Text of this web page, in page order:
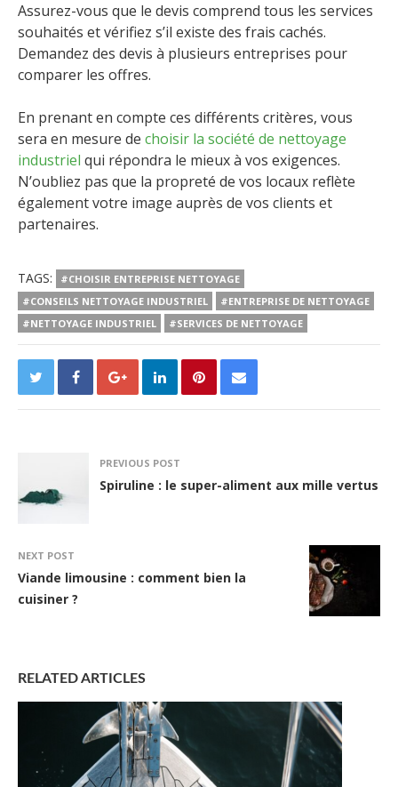
Assurez-vous que le devis comprend tous les services
souhaités et vérifiez s’il existe des frais cachés.
Demandez des devis à plusieurs entreprises pour
comparer les offres.
En prenant en compte ces différents critères, vous
sera en mesure de choisir la société de nettoyage
industriel qui répondra le mieux à vos exigences.
N’oubliez pas que la propreté de vos locaux reflète
également votre image auprès de vos clients et
partenaires.
TAGS:
#CHOISIR ENTREPRISE NETTOYAGE
#CONSEILS NETTOYAGE INDUSTRIEL
#ENTREPRISE DE NETTOYAGE
#NETTOYAGE INDUSTRIEL
#SERVICES DE NETTOYAGE
PREVIOUS POST
Spiruline : le super-aliment aux mille vertus
NEXT POST
Viande limousine : comment bien la
cuisiner ?
RELATED ARTICLES